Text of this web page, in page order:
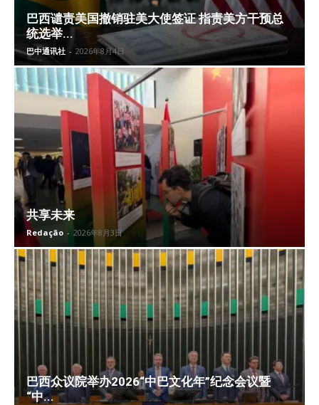
巴西谴责美国撤销驻美大使签证 指责美方干预总
统选举...
巴中通讯社 - 2026年8月4日
共享未来
Redação - 2026年8月3日
巴西众议院举办2026“中巴文化年”纪念会议暨
“中...